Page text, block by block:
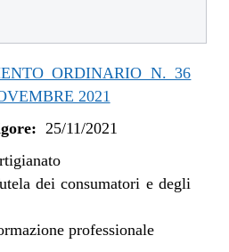
ORDINARIO N. 36
2021
25/11/2021
dei consumatori e degli
professionale